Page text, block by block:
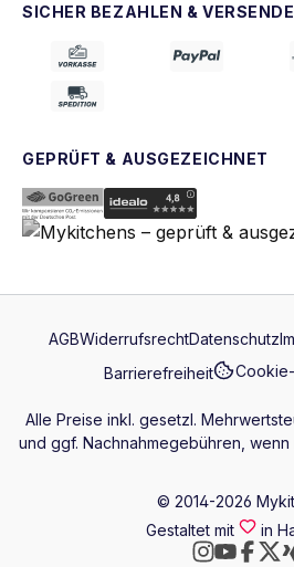
SICHER BEZAHLEN &
GEPRÜFT & AUSGEZEICHNET
AGBWiderrufsrechtDatenschutz
Barrierefreiheit
Alle Preise inkl. gesetzl.
und ggf. Nachnahmegebühren,
© 2014-2026
Gestaltet mit
in